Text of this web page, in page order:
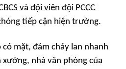
và đội viên đội PCCC
tiếp cận hiện trường.
mặt, đám cháy lan nhanh
nhà văn phòng của